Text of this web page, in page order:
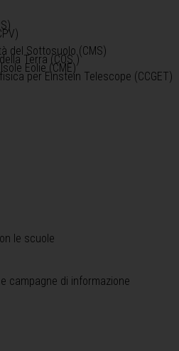
del Sottosuolo (CMS)
Terra (COS )
Eolie (CME)
per Einstein Telescope (CCGET)
le scuole
campagne di informazione